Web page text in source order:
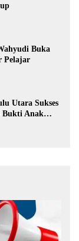
Buka
Pelajar
Utara Sukses
Bukti Anak